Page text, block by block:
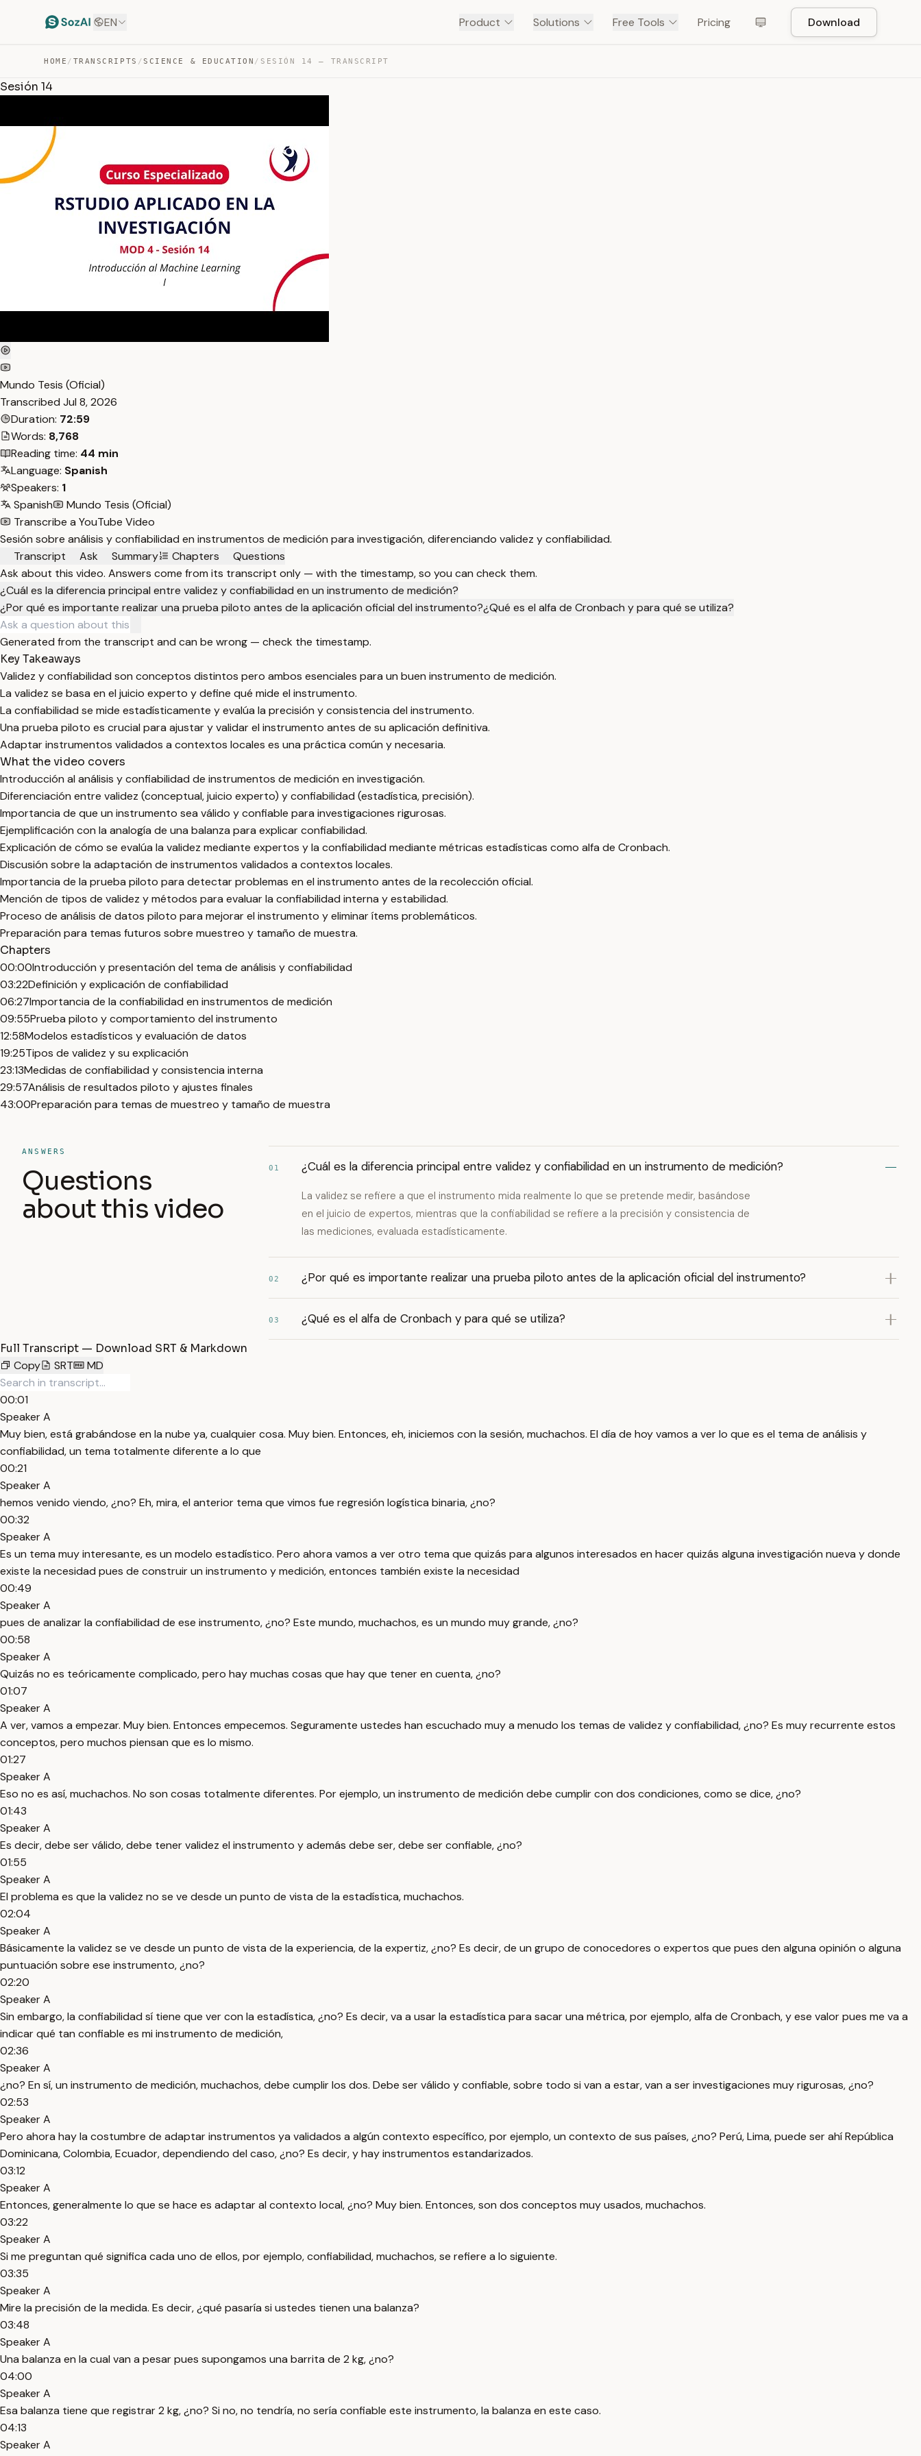
EN Product Solutions Free Tools Pricing Download
HOME / TRANSCRIPTS /SCIENCE & EDUCATION / SESIÓN 14 — TRANSCRIPT
Sesión 14
Mundo Tesis (Oficial)
Transcribed Jul 8, 2026
Duration: 72:59
Words: 8,768
Reading time: 44 min
Language: Spanish
Speakers: 1
Spanish
Mundo Tesis (Oficial)
Transcribe a YouTube Video
Sesión sobre análisis y confiabilidad en instrumentos de medición para investigación, diferenciando validez y confiabilidad.
Transcript
Ask Summary Chapters
Questions
Ask about this video. Answers come from its transcript only — with the timestamp, so you can check them.
¿Cuál es la diferencia principal entre validez y confiabilidad en un instrumento de medición?
¿Por qué es importante realizar una prueba piloto antes de la aplicación oficial del instrumento?¿Qué es el alfa de Cronbach y para qué se utiliza?
Generated from the transcript and can be wrong — check the timestamp.
Key Takeaways
Validez y confiabilidad son conceptos distintos pero ambos esenciales para un buen instrumento de medición.
La validez se basa en el juicio experto y define qué mide el instrumento.
La confiabilidad se mide estadísticamente y evalúa la precisión y consistencia del instrumento.
Una prueba piloto es crucial para ajustar y validar el instrumento antes de su aplicación definitiva.
Adaptar instrumentos validados a contextos locales es una práctica común y necesaria.
What the video covers
Introducción al análisis y confiabilidad de instrumentos de medición en investigación.
Diferenciación entre validez (conceptual, juicio experto) y confiabilidad (estadística, precisión).
Importancia de que un instrumento sea válido y confiable para investigaciones rigurosas.
Ejemplificación con la analogía de una balanza para explicar confiabilidad.
Explicación de cómo se evalúa la validez mediante expertos y la confiabilidad mediante métricas estadísticas como alfa de Cronbach.
Discusión sobre la adaptación de instrumentos validados a contextos locales.
Importancia de la prueba piloto para detectar problemas en el instrumento antes de la recolección oficial.
Mención de tipos de validez y métodos para evaluar la confiabilidad interna y estabilidad.
Proceso de análisis de datos piloto para mejorar el instrumento y eliminar ítems problemáticos.
Preparación para temas futuros sobre muestreo y tamaño de muestra.
Chapters
00:00Introducción y presentación del tema de análisis y confiabilidad
03:22Definición y explicación de confiabilidad
06:27Importancia de la confiabilidad en instrumentos de medición
09:55Prueba piloto y comportamiento del instrumento
12:58Modelos estadísticos y evaluación de datos
19:25Tipos de validez y su explicación
23:13Medidas de confiabilidad y consistencia interna
29:57Análisis de resultados piloto y ajustes finales
43:00Preparación para temas de muestreo y tamaño de muestra
ANSWERS
Questions
about this video
01 ¿Cuál es la diferencia principal entre validez y confiabilidad en un instrumento de medición?
La validez se refiere a que el instrumento mida realmente lo que se pretende medir, basándose
en el juicio de expertos, mientras que la confiabilidad se refiere a la precisión y consistencia de
las mediciones, evaluada estadísticamente.
02 ¿Por qué es importante realizar una prueba piloto antes de la aplicación oficial del instrumento?
03 ¿Qué es el alfa de Cronbach y para qué se utiliza?
Full Transcript — Download SRT & Markdown
Copy
SRT MD
00:01
Speaker A
Muy bien, está grabándose en la nube ya, cualquier cosa. Muy bien. Entonces, eh, iniciemos con la sesión, muchachos. El día de hoy vamos a ver lo que es el tema de análisis y
confiabilidad, un tema totalmente diferente a lo que
00:21
Speaker A
hemos venido viendo, ¿no? Eh, mira, el anterior tema que vimos fue regresión logística binaria, ¿no?
00:32
Speaker A
Es un tema muy interesante, es un modelo estadístico. Pero ahora vamos a ver otro tema que quizás para algunos interesados en hacer quizás alguna investigación nueva y donde
existe la necesidad pues de construir un instrumento y medición, entonces también existe la necesidad
00:49
Speaker A
pues de analizar la confiabilidad de ese instrumento, ¿no? Este mundo, muchachos, es un mundo muy grande, ¿no?
00:58
Speaker A
Quizás no es teóricamente complicado, pero hay muchas cosas que hay que tener en cuenta, ¿no?
01:07
Speaker A
A ver, vamos a empezar. Muy bien. Entonces empecemos. Seguramente ustedes han escuchado muy a menudo los temas de validez y confiabilidad, ¿no? Es muy recurrente estos
conceptos, pero muchos piensan que es lo mismo.
01:27
Speaker A
Eso no es así, muchachos. No son cosas totalmente diferentes. Por ejemplo, un instrumento de medición debe cumplir con dos condiciones, como se dice, ¿no?
01:43
Speaker A
Es decir, debe ser válido, debe tener validez el instrumento y además debe ser, debe ser confiable, ¿no?
01:55
Speaker A
El problema es que la validez no se ve desde un punto de vista de la estadística, muchachos.
02:04
Speaker A
Básicamente la validez se ve desde un punto de vista de la experiencia, de la expertiz, ¿no? Es decir, de un grupo de conocedores o expertos que pues den alguna opinión o alguna
puntuación sobre ese instrumento, ¿no?
02:20
Speaker A
Sin embargo, la confiabilidad sí tiene que ver con la estadística, ¿no? Es decir, va a usar la estadística para sacar una métrica, por ejemplo, alfa de Cronbach, y ese valor pues me va a
indicar qué tan confiable es mi instrumento de medición,
02:36
Speaker A
¿no? En sí, un instrumento de medición, muchachos, debe cumplir los dos. Debe ser válido y confiable, sobre todo si van a estar, van a ser investigaciones muy rigurosas, ¿no?
02:53
Speaker A
Pero ahora hay la costumbre de adaptar instrumentos ya validados a algún contexto específico, por ejemplo, un contexto de sus países, ¿no? Perú, Lima, puede ser ahí República
Dominicana, Colombia, Ecuador, dependiendo del caso, ¿no? Es decir, y hay instrumentos estandarizados.
03:12
Speaker A
Entonces, generalmente lo que se hace es adaptar al contexto local, ¿no? Muy bien. Entonces, son dos conceptos muy usados, muchachos.
03:22
Speaker A
Si me preguntan qué significa cada uno de ellos, por ejemplo, confiabilidad, muchachos, se refiere a lo siguiente.
03:35
Speaker A
Mire la precisión de la medida. Es decir, ¿qué pasaría si ustedes tienen una balanza?
03:48
Speaker A
Una balanza en la cual van a pesar pues supongamos una barrita de 2 kg, ¿no?
04:00
Speaker A
Esa balanza tiene que registrar 2 kg, ¿no? Si no, no tendría, no sería confiable este instrumento, la balanza en este caso.
04:13
Speaker A